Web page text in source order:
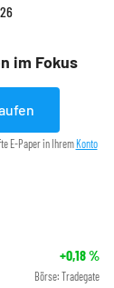
im Fokus
E-Paper in IhremKonto
+0,18%
Börse: Tradegate